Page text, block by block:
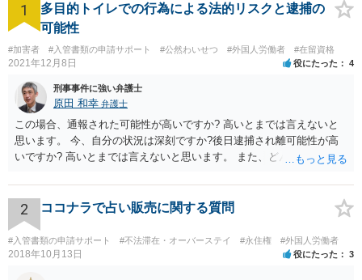
1
多目的トイレでの行為による法的リスクと逮捕の
可能性
#加害者 #入管書類の申請サポート #公然わいせつ #外国人労働者 #在留資格
2021年12月8日 役にたった 4
刑事事件に強い弁護士
原田 和幸 弁護士
この場合、通報された可能性が高いですか? 高いとまでは言えないと
思います。 今、自分の状況は深刻ですか?後日逮捕され離可能性が高
いですか? 高いとまでは言えないと思います。 また、どんな犯罪をし
たりでしょうか。
2 ココナラで占い販売に関する質問
#入管書類の申請サポート #不法滞在・オーバーステイ #永住権 #外国人労働者
2018年10月13日 役にたった 3